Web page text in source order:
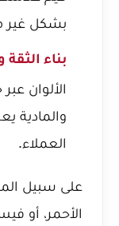
بشكل غير
بناء الثقة
الألوان
والمادية
العملاء.
على سبيل
الأحمر، أو